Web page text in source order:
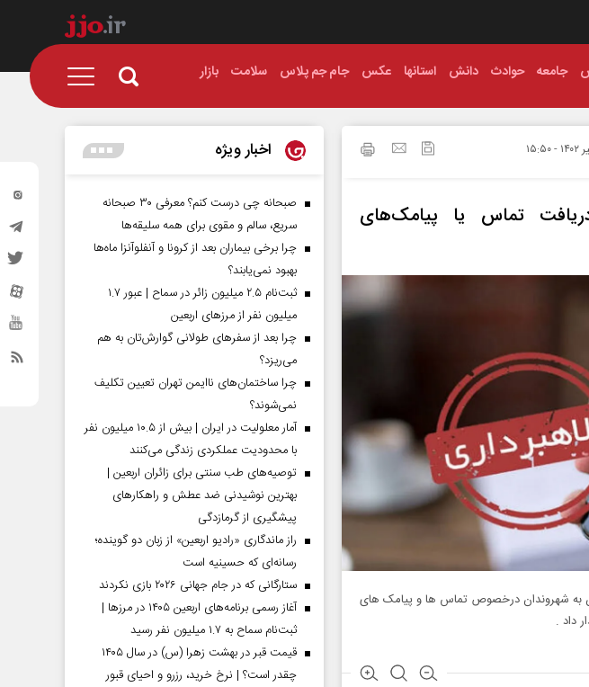
جامعه حوادث دانش استانها عکس جام جم پلاس سلامت بازار
تماس یا پیامک‌های
به شهروندان درخصوص تماس ها و پیامک های
داد .
اخبار ویژه
صبحانه چی درست کنم؟ معرفی ۳۰ صبحانه
سریع، سالم و مقوی برای همه سلیقه‌ها
چرا برخی بیماران بعد از کرونا و آنفلوآنزا ماه‌ها
بهبود نمی‌یابند؟
ثبت‌نام ۲.۵ میلیون زائر در سماح | عبور ۱.۷
میلیون نفر از مرز‌های اربعین
چرا بعد از سفرهای طولانی گوارش‌تان به هم
می‌ریزد؟
چرا ساختمان‌های ناایمن تهران تعیین تکلیف
نمی‌شوند؟
آمار معلولیت در ایران | بیش از ۱۰.۵ میلیون نفر
با محدودیت عملکردی زندگی می‌کنند
توصیه‌های طب سنتی برای زائران اربعین |
بهترین نوشیدنی ضد عطش و راهکارهای
پیشگیری از گرمازدگی
راز ماندگاری «رادیو اربعین» از زبان دو گوینده؛
رسانه‌ای که حسینیه است
ستارگانی که در جام جهانی ۲۰۲۶ بازی نکردند
آغاز رسمی برنامه‌های اربعین ۱۴۰۵ در مرز‌ها |
ثبت‌نام سماح به ۱.۷ میلیون نفر رسید
قیمت قبر در بهشت زهرا (س) در سال ۱۴۰۵
چقدر است؟ | نرخ خرید، رزرو و احیای قبور